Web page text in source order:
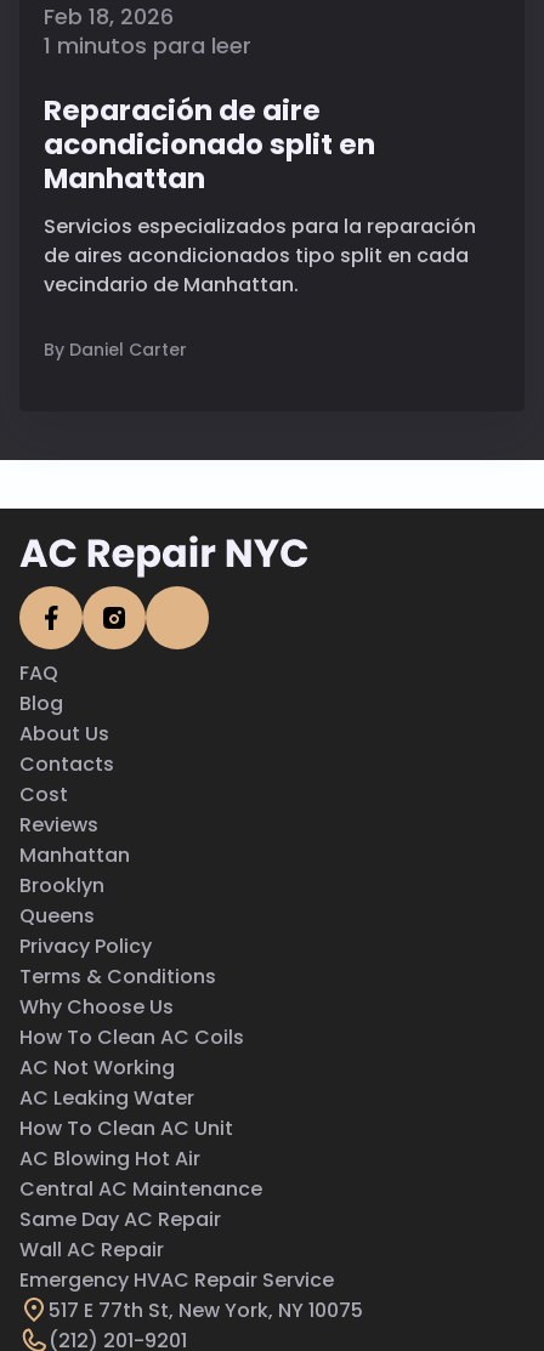
Feb 18, 2026
1 minutos para leer
Reparación de aire
acondicionado split en
Manhattan
Servicios especializados para la reparación
de aires acondicionados tipo split en cada
vecindario de Manhattan.
By Daniel Carter
FAQ
Blog
About Us
Contacts
Cost
Reviews
Manhattan
Brooklyn
Queens
Privacy Policy
Terms & Conditions
Why Choose Us
How To Clean AC Coils
AC Not Working
AC Leaking Water
How To Clean AC Unit
AC Blowing Hot Air
Central AC Maintenance
Same Day AC Repair
Wall AC Repair
Emergency HVAC Repair Service
517 E 77th St, New York, NY 10075
(212) 201-9201